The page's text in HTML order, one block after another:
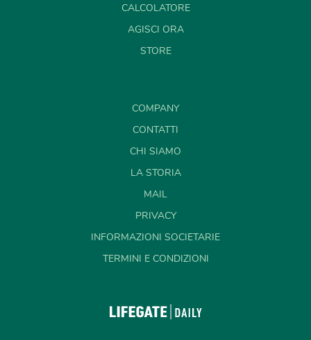
CALCOLATORE
AGISCI ORA
STORE
COMPANY
CONTATTI
CHI SIAMO
LA STORIA
MAIL
PRIVACY
INFORMAZIONI SOCIETARIE
TERMINI E CONDIZIONI